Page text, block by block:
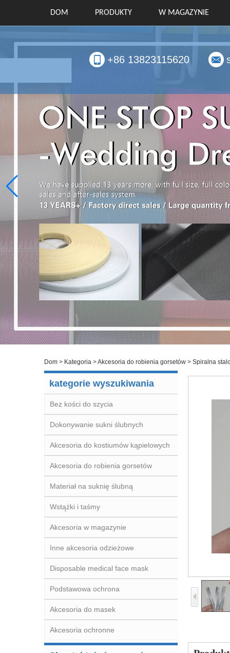
DOM PRODUKTY W MAGAZYNIE
+86 13823115620
Dom > Kategoria >Akcesoria do robienia gorsetów > Spiralna
kategorie wyszukiwania
Bez kości do szycia
Dokonywanie sukni ślubnych
Akcesoria do kostiumów kąpielowych
Akcesoria do robienia gorsetów
Materiał na suknię ślubną
Wstążki i taśmy
Akcesoria w magazynie
Inne akcesoria odzieżowe
Disposable medical face mask
Podstawowa ochrona
Akcesoria do masek
Akcesoria ochronne